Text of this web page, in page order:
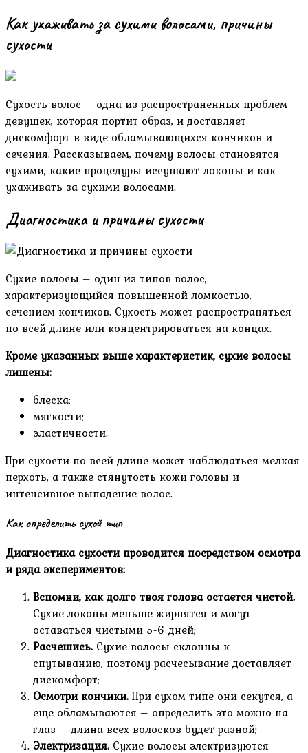
Как ухаживать за сухими волосами, причины
сухости
Сухость волос – одна из распространенных проблем
девушек, которая портит образ, и доставляет
дискомфорт в виде обламывающихся кончиков и
сечения. Рассказываем, почему волосы становятся
сухими, какие процедуры иссушают локоны и как
ухаживать за сухими волосами.
Диагностика и причины сухости
Сухие волосы – один из типов волос,
характеризующийся повышенной ломкостью,
сечением кончиков. Сухость может распространяться
по всей длине или концентрироваться на концах.
Кроме указанных выше характеристик, сухие волосы
лишены:
блеска;
мягкости;
эластичности.
При сухости по всей длине может наблюдаться мелкая
перхоть, а также стянутость кожи головы и
интенсивное выпадение волос.
Как определить сухой тип
Диагностика сухости проводится посредством осмотра
и ряда экспериментов:
Вспомни, как долго твоя голова остается чистой.
Сухие локоны меньше жирнятся и могут
оставаться чистыми 5-6 дней;
Расчешись. Сухие волосы склонны к
спутыванию, поэтому расчесывание доставляет
дискомфорт;
Осмотри кончики. При сухом типе они секутся, а
еще обламываются – определить это можно на
глаз – длина всех волосков будет разной;
Электризация. Сухие волосы электризуются